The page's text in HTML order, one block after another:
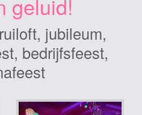
geluid!
jubileum,
bedrijfsfeest,